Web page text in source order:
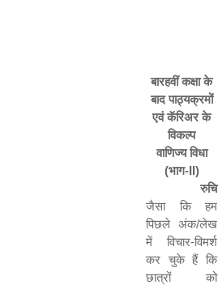
बारहवीं कक्षा के
बाद पाठ्यक्रमों
एवं कॅरिअर के
विकल्प
वाणिज्य विधा
(भाग-II)
रुचि
जैसा कि हम
पिछले अंक/लेख
में विचार-विमर्श
कर चुके हैं कि
छात्रों को